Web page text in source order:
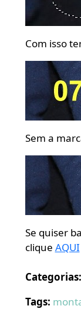
Com isso
Sem a
Se quiser
clique AQUI
Categorias:
Tags: